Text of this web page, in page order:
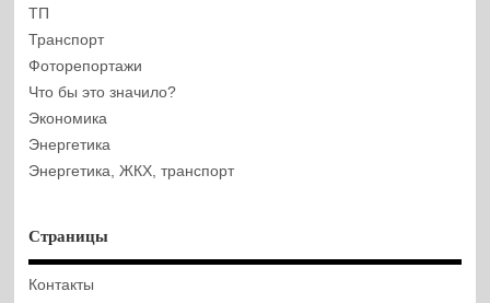
ТП
Транспорт
Фоторепортажи
Что бы это значило?
Экономика
Энергетика
Энергетика, ЖКХ, транспорт
Страницы
Контакты